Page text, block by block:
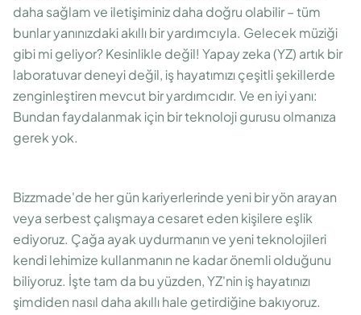
daha sağlam ve iletişiminiz daha doğru olabilir – tüm
bunlar yanınızdaki akıllı bir yardımcıyla. Gelecek müziği
gibi mi geliyor? Kesinlikle değil! Yapay zeka (YZ) artık bir
laboratuvar deneyi değil, iş hayatımızı çeşitli şekillerde
zenginleştiren mevcut bir yardımcıdır. Ve en iyi yanı:
Bundan faydalanmak için bir teknoloji gurusu olmanıza
gerek yok.
Bizzmade'de her gün kariyerlerinde yeni bir yön arayan
veya serbest çalışmaya cesaret eden kişilere eşlik
ediyoruz. Çağa ayak uydurmanın ve yeni teknolojileri
kendi lehimize kullanmanın ne kadar önemli olduğunu
biliyoruz. İşte tam da bu yüzden, YZ'nin iş hayatınızı
şimdiden nasıl daha akıllı hale getirdiğine bakıyoruz.